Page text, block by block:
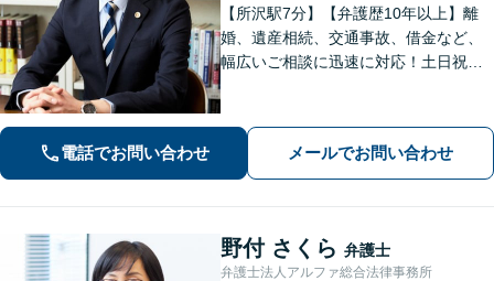
【所沢駅7分】【弁護歴10年以上】離
婚、遺産相続、交通事故、借金など、
幅広いご相談に迅速に対応！土日祝夜
ください！【初回相談無料】
電話でお問い合わせ メールでお問い合わせ
野付 さくら 弁護士
弁護士法人アルファ総合法律事務所